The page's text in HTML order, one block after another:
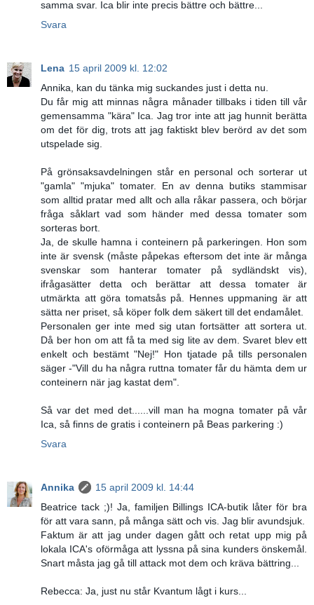
samma svar. Ica blir inte precis bättre och bättre...
Svara
Lena 15 april 2009 kl. 12:02
Annika, kan du tänka mig suckandes just i detta nu.
Du får mig att minnas några månader tillbaks i tiden till vår
gemensamma "kära" Ica. Jag tror inte att jag hunnit berätta
om det för dig, trots att jag faktiskt blev berörd av det som
utspelade sig.
På grönsaksavdelningen står en personal och sorterar ut
"gamla" "mjuka" tomater. En av denna butiks stammisar
som alltid pratar med allt och alla råkar passera, och börjar
fråga såklart vad som händer med dessa tomater som
sorteras bort.
Ja, de skulle hamna i conteinern på parkeringen. Hon som
inte är svensk (måste påpekas eftersom det inte är många
svenskar som hanterar tomater på sydländskt vis),
ifrågasätter detta och berättar att dessa tomater är
utmärkta att göra tomatsås på. Hennes uppmaning är att
sätta ner priset, så köper folk dem säkert till det endamålet.
Personalen ger inte med sig utan fortsätter att sortera ut.
Då ber hon om att få ta med sig lite av dem. Svaret blev ett
enkelt och bestämt "Nej!" Hon tjatade på tills personalen
säger -"Vill du ha några ruttna tomater får du hämta dem ur
conteinern när jag kastat dem".
Så var det med det......vill man ha mogna tomater på vår
Ica, så finns de gratis i conteinern på Beas parkering :)
Svara
Annika
15 april 2009 kl. 14:44
Beatrice tack ;)! Ja, familjen Billings ICA-butik låter för bra
för att vara sann, på många sätt och vis. Jag blir avundsjuk.
Faktum är att jag under dagen gått och retat upp mig på
lokala ICA's oförmåga att lyssna på sina kunders önskemål.
Snart måsta jag gå till attack mot dem och kräva bättring...
Rebecca: Ja, just nu står Kvantum lågt i kurs...